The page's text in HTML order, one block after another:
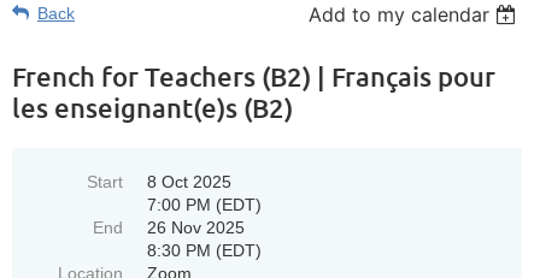
Back Add to my calendar
French for Teachers (B2) | Français pour
les enseignant(e)s (B2)
Start
8 Oct 2025
7:00 PM (EDT)
End
26 Nov 2025
8:30 PM (EDT)
Location
Zoom